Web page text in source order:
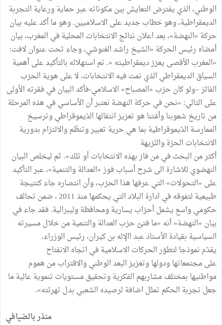
الوطني، الذي يفترض التعايش بين مكوناته عبر حماية ورعاية التجربة
الديمقراطية، وهو خطاب جديد على الاسلاميين. وهو ما أكد عليه بيان
حركة «النهضة»، بعد اعلان نتائج الانتخابات المحلية في المغرب، بيان
أمضاه رئيس الحركة «الشيخ راشد الغنوشي، وجاء تحت عنوان لافت:
«المغرب الأقصى يعزز ديمقراطيته ». تم استهلاله بالتأكيد على أهمية
السياق الديمقراطي الذي تمت فيه الانتخابات، لا على هوية الحزب
الفائز –ولو كان حزب «المصباح» الاسلامي-فأكد البيان في فقرته الأولى
على التالي: «نحن في حركة النهضة نعتبر أن الأساسي في هذه المرحلة
من تاريخ شعوبنا وأمّتنا هو تعزيز انتقالها الدّيموقراطي وترسيخ
الممارسة الدّيموقراطية بما هي حرية تعبير وتنظّم والالتزام بدورية
الانتخابات الحرّة والنّزيهة
أكثر من البحث في من فاز بهذه الانتخابات أو تلك». ثم ليخلص البيان
النهضوي للاشارة الى شرح أسباب فوز «العدالة والتنمية»، عبر التأكيد
على «التحولات» التي عرفها هذا الحزب، وأن انتصاره جاء كنتيجة
طبيعية لتفوقه في ادارة البلاد التي يحكمها منذ 2011 ، ضمن تحالف
حكومي واسع يشمل أحزاب يسارية ومحافظة وليبرالية. فقد جاء في
بيان «النهضة» أنه «ما فتئ حزب العدالة والتنمية من خلال مسيرته
السياسية بقيادة الأستاذ عبد االإله بن كيران، رئيس الوزراء،
يقدّم نموذجا لتطوّر الحركات الاسلامية في اتجاه الانفتاح
على مجتمعاتها ودولها وتعزيز البعد الوطني والاقتراب من هموم
مواطنيها بمختلف مشاربهم الفكرية وتحقيق مستويات تنموية عالية ما
جعل تجربة الحكم تمثّل اضافة لرصيده الشعبي بدل تهرئته».
منذر بالضيافي